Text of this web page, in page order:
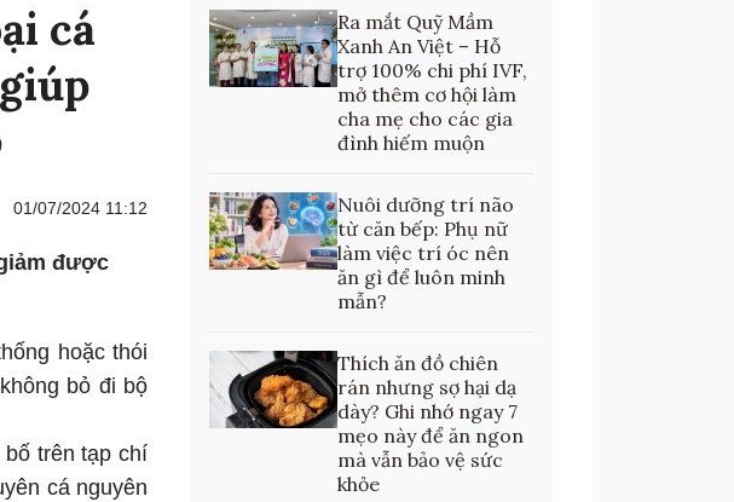
cá
01/07/2024 11:12
được
hoặc thói
bỏ đi bộ
trên tạp chí
cá nguyên
Ra mắt Quỹ Mầm
Xanh An Việt – Hỗ
trợ 100% chi phí IVF,
mở thêm cơ hội làm
cha mẹ cho các gia
đình hiếm muộn
Nuôi dưỡng trí não
từ căn bếp: Phụ nữ
làm việc trí óc nên
ăn gì để luôn minh
mẫn?
Thích ăn đồ chiên
rán nhưng sợ hại dạ
dày? Ghi nhớ ngay 7
mẹo này để ăn ngon
mà vẫn bảo vệ sức
khỏe